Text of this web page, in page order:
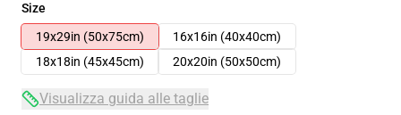
Size
19x29in (50x75cm)
16x16in (40x40cm)
18x18in (45x45cm)
20x20in (50x50cm)
Visualizza guida alle taglie